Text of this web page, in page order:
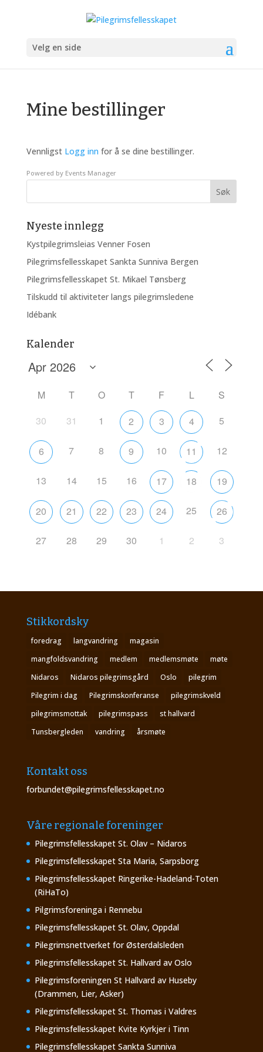
Velg en side
Mine bestillinger
Vennligst Logg inn for å se dine bestillinger.
Powered by Events Manager
Nyeste innlegg
Kystpilegrimsleias Venner Fosen
Pilegrimsfellesskapet Sankta Sunniva Bergen
Pilegrimsfellesskapet St. Mikael Tønsberg
Tilskudd til aktiviteter langs pilegrimsledene
Idébank
Kalender
M T O T F L
S
30
31 1 2 3 4 5
6 7 8 9 10 11 12
13 14 15 16 17 18 19
20 21 22 23 24 25 26
27 28 29 30 1 2 3
Stikkordsky
foredrag langvandring
magasin
mangfoldsvandring
medlem medlemsmøte
møte
Nidaros
Nidaros pilegrimsgård Oslo
pilegrim
Pilegrim i dag
Pilegrimskonferanse
pilegrimskveld
pilegrimsmottak
pilegrimspass
st hallvard
Tunsbergleden
vandring årsmøte
Kontakt oss
forbundet@pilegrimsfellesskapet.no
Våre regionale foreninger
Pilegrimsfellesskapet St. Olav – Nidaros
Pilegrimsfellesskapet Sta Maria, Sarpsborg
Pilegrimsfellesskapet Ringerike-Hadeland-Toten
(RiHaTo)
Pilgrimsforeninga i Rennebu
Pilegrimsfellesskapet St. Olav, Oppdal
Pilegrimsnettverket for Østerdalsleden
Pilegrimsfellesskapet St. Hallvard av Oslo
Pilegrimsforeningen St Hallvard av Huseby
(Drammen, Lier, Asker)
Pilegrimsfellesskapet St. Thomas i Valdres
Pilegrimsfellesskapet Kvite Kyrkjer i Tinn
Pilegrimsfellesskapet Sankta Sunniva